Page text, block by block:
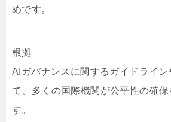
めです。
根拠
AIガバナンスに関するガイドライン
て、多くの国際機関が公平性の確保
す。